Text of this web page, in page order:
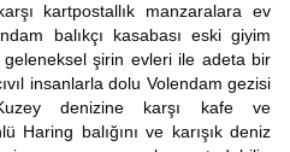
kartpostallık manzaralara ev
balıkçı kasabası eski giyim
şirin evleri ile adeta bir
insanlarla dolu Volendam gezisi
denizine karşı kafe ve
Haring balığını ve karışık deniz